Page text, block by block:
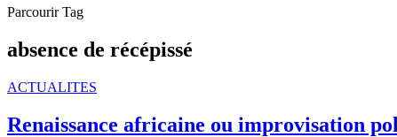
Parcourir Tag
absence de récépissé
ACTUALITES
Renaissance africaine ou improvisation